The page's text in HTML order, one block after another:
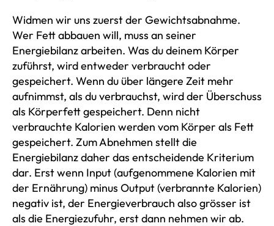
Widmen wir uns zuerst der Gewichtsabnahme.
Wer Fett abbauen will, muss an seiner
Energiebilanz arbeiten. Was du deinem Körper
zuführst, wird entweder verbraucht oder
gespeichert. Wenn du über längere Zeit mehr
aufnimmst, als du verbrauchst, wird der Überschuss
als Körperfett gespeichert. Denn nicht
verbrauchte Kalorien werden vom Körper als Fett
gespeichert. Zum Abnehmen stellt die
Energiebilanz daher das entscheidende Kriterium
dar. Erst wenn Input (aufgenommene Kalorien mit
der Ernährung) minus Output (verbrannte Kalorien)
negativ ist, der Energieverbrauch also grösser ist
als die Energiezufuhr, erst dann nehmen wir ab.